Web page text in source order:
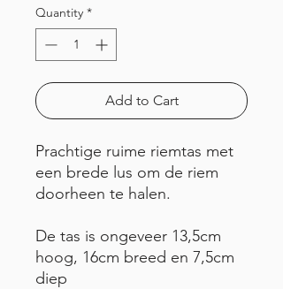
Quantity *
Add to Cart
Prachtige ruime riemtas met
een brede lus om de riem
doorheen te halen.
De tas is ongeveer 13,5cm
hoog, 16cm breed en 7,5cm
diep